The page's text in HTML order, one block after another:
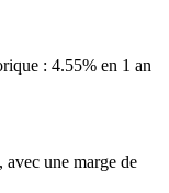
: 4.55% en 1 an
une marge de